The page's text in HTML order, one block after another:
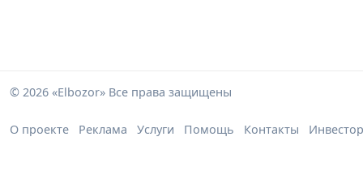
© 2026 «Elbozor» Все права защищены
О проекте Реклама Услуги Помощь Контакты